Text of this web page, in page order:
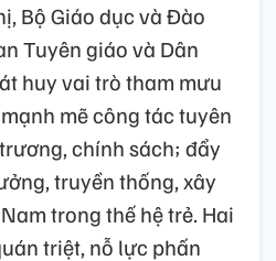
Bộ Giáo dục và Đào
Tuyên giáo và Dân
huy vai trò tham mưu
mẽ công tác tuyên
chính sách; đẩy
truyền thống, xây
trong thế hệ trẻ. Hai
triệt, nỗ lực phấn